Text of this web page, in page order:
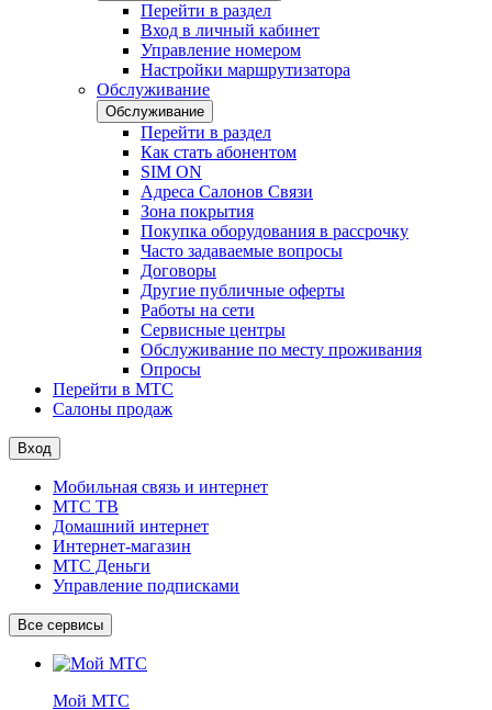
Перейти в раздел
Вход в личный кабинет
Управление номером
Настройки маршрутизатора
Обслуживание
Обслуживание
Перейти в раздел
Как стать абонентом
SIM ON
Адреса Салонов Связи
Зона покрытия
Покупка оборудования в рассрочку
Часто задаваемые вопросы
Договоры
Другие публичные оферты
Работы на сети
Сервисные центры
Обслуживание по месту проживания
Опросы
Перейти в МТС
Салоны продаж
Вход
Мобильная связь и интернет
МТС ТВ
Домашний интернет
Интернет-магазин
МТС Деньги
Управление подписками
Все сервисы
Мой МТС